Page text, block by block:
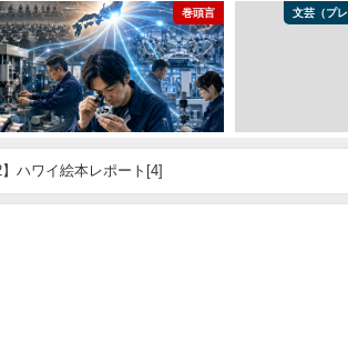
巻頭言 文芸（プ
】ハワイ絵本レポート[4]